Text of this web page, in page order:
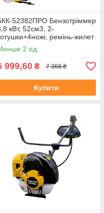
52382ПРО Бензотріммер
кВт, 52см3, 2-
ремінь-жилет
grass"
2 од.
999,60 ₴ 7 368 ₴
Купити